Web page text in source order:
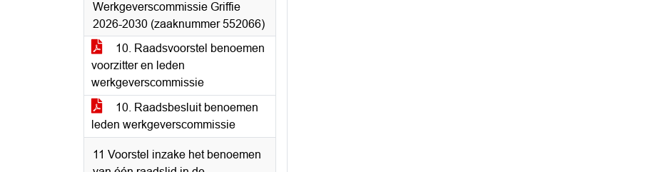
Werkgeverscommissie Griffie
2026-2030 (zaaknummer 552066)
10. Raadsvoorstel benoemen
voorzitter en leden
werkgeverscommissie
10. Raadsbesluit benoemen
leden werkgeverscommissie
11 Voorstel inzake het benoemen